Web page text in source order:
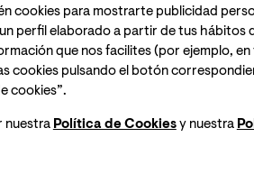
en la boca o aleteo de la mano.
de techo o los dedos y quedarse con
cookies para mostrarte publicidad
perfil elaborado a partir de tus hábitos
que nos facilites (por ejemplo,
cookies pulsando el botón
cookies”.
nuestra Política de Cookiesy nuestra